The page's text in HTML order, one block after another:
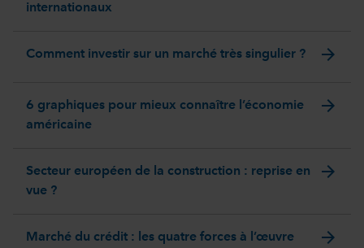
internationaux
Comment investir sur un marché très singulier ? arrow_forward
6 graphiques pour mieux connaître l’économie
américaine
arrow_forward
Secteur européen de la construction : reprise en
vue ?
arrow_forward
Marché du crédit : les quatre forces à l’œuvre arrow_forward